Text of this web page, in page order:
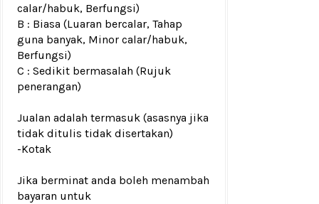
calar/habuk, Berfungsi)
B : Biasa (Luaran bercalar, Tahap
guna banyak, Minor calar/habuk,
Berfungsi)
C : Sedikit bermasalah (Rujuk
penerangan)
Jualan adalah termasuk (asasnya jika
tidak ditulis tidak disertakan)
-Kotak
Jika berminat anda boleh menambah
bayaran untuk